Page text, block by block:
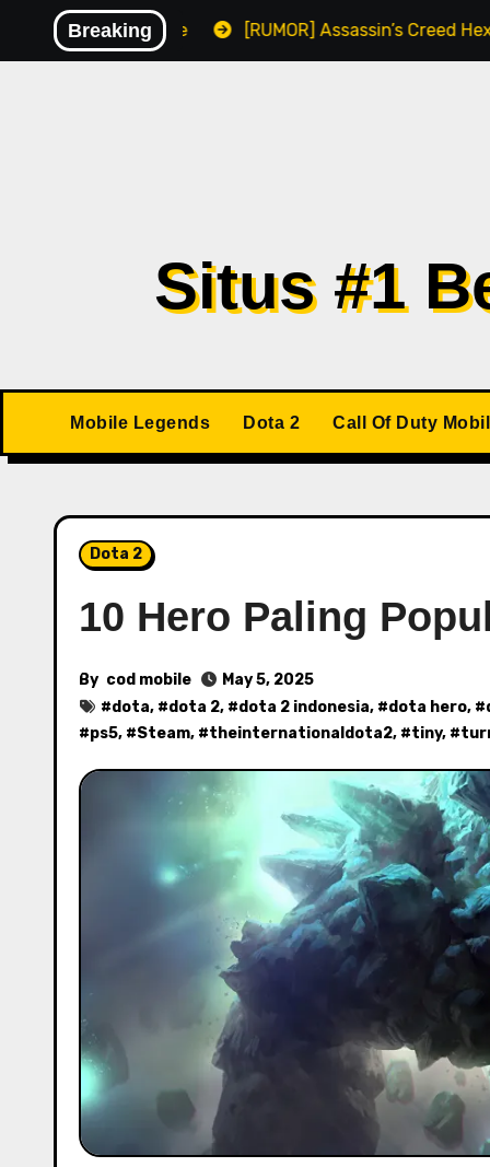
Breaking[RUMOR] Assassin’s Creed Hexe
Situs #1
Mobile Legends Dota 2 Call Of Duty
Dota 2
10 Hero Paling
By cod mobile
May 5, 2025
#dota, #dota 2, #dota 2 indonesia, #dota hero, #
#ps5, #Steam, #theinternationaldota2, #tiny, #